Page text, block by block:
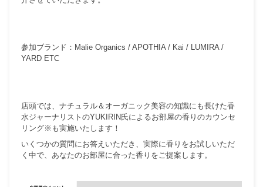
参加ブランド：Malie Organics / APOTHIA / Kai / LUMIRA /
YARD ETC
店頭では、ナチュラル＆オーガニック美容の知識にも長けた香
水ジャーナリストのYUKIRIN氏によるお部屋の香りのカウンセ
リング※も実施いたします！
いくつかの質問にお答えいただき、実際に香りをお試しいただ
く中で、あなたのお部屋に合った香りをご提案します。